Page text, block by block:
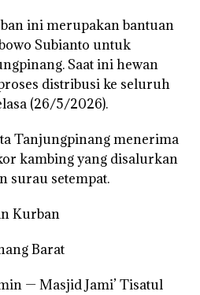
ini merupakan bantuan
Subianto untuk
Saat ini hewan
distribusi ke seluruh
(26/5/2026).
Tanjungpinang menerima
kambing yang disalurkan
surau setempat.
Kurban
Barat
— Masjid Jami’ Tisatul